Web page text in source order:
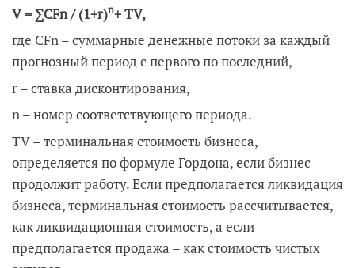
V = ∑CFn / (1+r)n+ TV,
где CFn – суммарные денежные потоки за каждый
прогнозный период с первого по последний,
r – ставка дисконтирования,
n – номер соответствующего периода.
TV – терминальная стоимость бизнеса,
определяется по формуле Гордона, если бизнес
продолжит работу. Если предполагается ликвидация
бизнеса, терминальная стоимость рассчитывается,
как ликвидационная стоимость, а если
предполагается продажа – как стоимость чистых